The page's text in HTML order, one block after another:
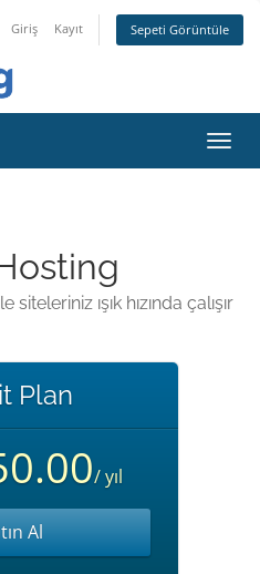
Giriş Kayıt Sepeti Görüntüle
ışık hızında çalışır
Plan
/ yıl
Al